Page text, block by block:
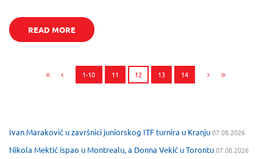
READ MORE
1-10 11 12 13 14
Ivan Maraković u završnici juniorskog ITF turnira u Kranju07.08.2026
Nikola Mektić ispao u Montrealu, a Donna Vekić u Torontu07.08.2026